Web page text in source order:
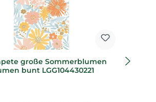
große Sommerblumen
bunt LGG104430221